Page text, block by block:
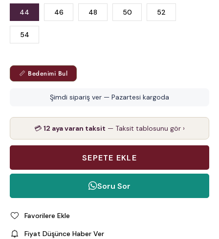
44 46 48 50 52
54
📏 Bedenimi Bul
Şimdi sipariş ver — Pazartesi kargoda
💳 12 aya varan taksit — Taksit tablosunu gör ›
Soru Sor
Favorilere Ekle
Fiyat Düşünce Haber Ver